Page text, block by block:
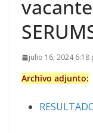
julio 16, 2024 6:18
Archivo adjunto: